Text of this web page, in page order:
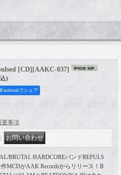
[CD] [AAKC-037]
)
Facebookでシェア
要事項
BRUTAL HARDCOREバンドREPULS
MCDがAAK Recordsからリリース！B